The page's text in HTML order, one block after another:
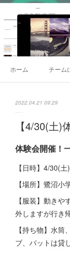
ホーム チーム
2022.04.21 09:29
【4/30(土)
体験会開催！
【日時】4/30(
【場所】鷺沼小
【服装】動き
外しますが行き
【持ち物】水
ブ、バットは貸